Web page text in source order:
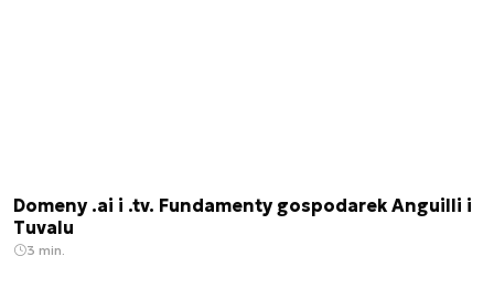
Domeny .ai i .tv. Fundamenty gospodarek Anguilli i
Tuvalu
3 min.